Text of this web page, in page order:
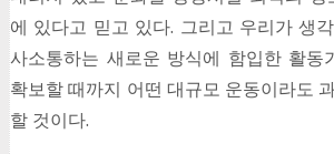
에 있다고 믿고 있다. 그리고 우리가 생
사소통하는 새로운 방식에 함입한 활동
확보할 때까지 어떤 대규모 운동이라도
할 것이다.